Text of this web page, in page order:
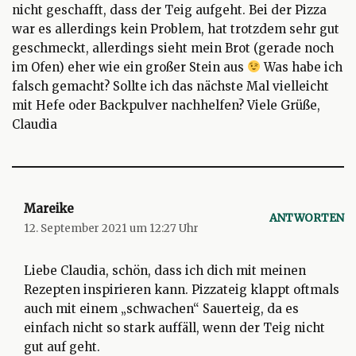
nicht geschafft, dass der Teig aufgeht. Bei der Pizza
war es allerdings kein Problem, hat trotzdem sehr gut
geschmeckt, allerdings sieht mein Brot (gerade noch
im Ofen) eher wie ein großer Stein aus
Was habe ich
falsch gemacht? Sollte ich das nächste Mal vielleicht
mit Hefe oder Backpulver nachhelfen? Viele Grüße,
Claudia
Mareike
12. September 2021 um 12:27 Uhr
ANTWORTEN
Liebe Claudia, schön, dass ich dich mit meinen
Rezepten inspirieren kann. Pizzateig klappt oftmals
auch mit einem „schwachen“ Sauerteig, da es
einfach nicht so stark auffäll, wenn der Teig nicht
gut auf geht.